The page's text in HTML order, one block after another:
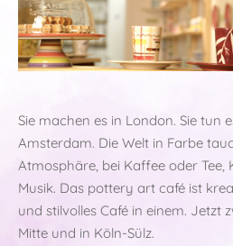
Sie machen es in London. Sie tun
Amsterdam. Die Welt in Farbe
Atmosphäre, bei Kaffee oder
Musik. Das pottery art café ist
und stilvolles Café in einem. Jetzt
Mitte und in Köln-Sülz.